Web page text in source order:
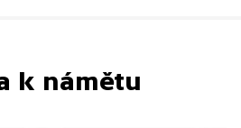
k námětu